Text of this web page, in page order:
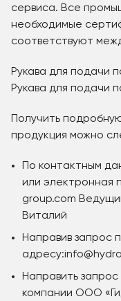
сервиса. Все
необходимые
соответствуют
Рукава для подачи
Рукава для подачи
Получить
продукция можно
По контактным
или электронная
group.com
Виталий
Направив запрос
Направить
компании ООО